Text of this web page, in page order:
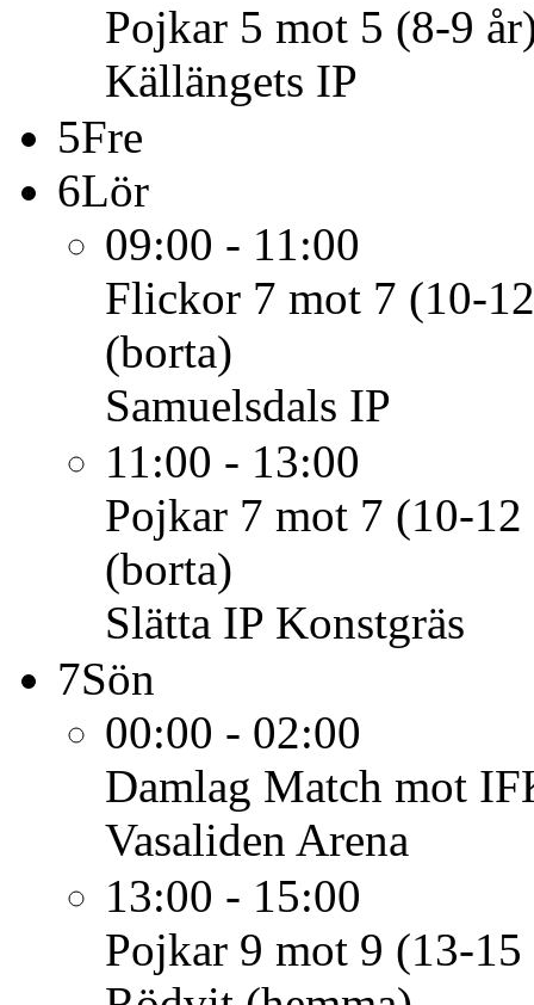
Pojkar 5 mot 5 (8-9
Källängets IP
5Fre
6Lör
09:00 - 11:00
Flickor 7 mot 7 (10-
(borta)
Samuelsdals IP
11:00 - 13:00
Pojkar 7 mot 7 (10-12
(borta)
Slätta IP Konstgräs
7Sön
00:00 - 02:00
Damlag Match mot
Vasaliden Arena
13:00 - 15:00
Pojkar 9 mot 9 (13-15